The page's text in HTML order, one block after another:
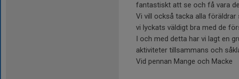
fantastiskt att se och få vara
Vi vill också tacka alla
vi lyckats väldigt bra med de
I och med detta har vi lagt en
aktiviteter tillsammans och
Vid pennan Mange och Macke